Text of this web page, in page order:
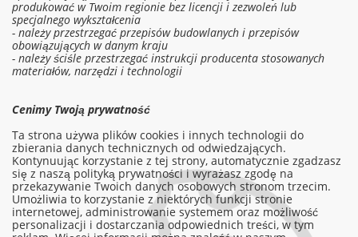
info@am-builder.com
Pomóż projektowi
KatalogO projekcieDla partnerówKontakt
Zamów pracę
produkować w Twoim regionie bez licencji i zezwoleń lub
specjalnego wykształcenia
- należy przestrzegać przepisów budowlanych i przepisów
obowiązujących w danym kraju
- należy ściśle przestrzegać instrukcji producenta stosowanych
materiałów, narzędzi i technologii
Cenimy Twoją prywatność
Ta strona używa plików cookies i innych technologii do
zbierania danych technicznych od odwiedzających.
Kontynuując korzystanie z tej strony, automatycznie zgadzasz
się z naszą polityką prywatności i wyrażasz zgodę na
przekazywanie Twoich danych osobowych stronom trzecim.
Umożliwia to korzystanie z niektórych funkcji stronie
internetowej, administrowanie systemem oraz możliwość
personalizacji i dostarczania odpowiednich treści, w tym